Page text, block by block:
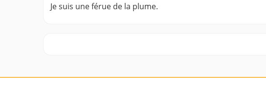
Je suis une férue de la plume.